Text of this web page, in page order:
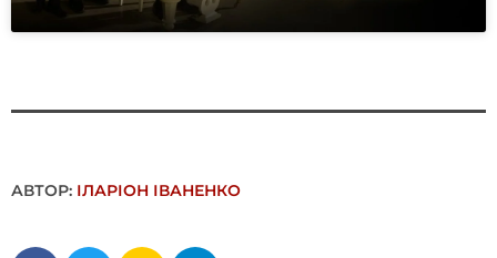
АВТОР: ІЛАРІОН ІВАНЕНКО